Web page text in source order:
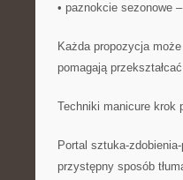
• paznokcie sezonowe
Każda propozycja
pomagają
Techniki manicure krok
Portal sztuka-
przystępny sposób